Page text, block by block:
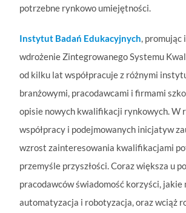
potrzebne rynkowo umiejętności.
Instytut Badań Edukacyjnych, promując
wdrożenie Zintegrowanego Systemu
od kilku lat współpracuje z różnymi
branżowymi, pracodawcami i firmami
opisie nowych kwalifikacji rynkowych. W
współpracy i podejmowanych inicjatyw
wzrost zainteresowania kwalifikacjami
przemyśle przyszłości. Coraz większa u
pracodawców świadomość korzyści, jakie
automatyzacja i robotyzacja, oraz wciąż